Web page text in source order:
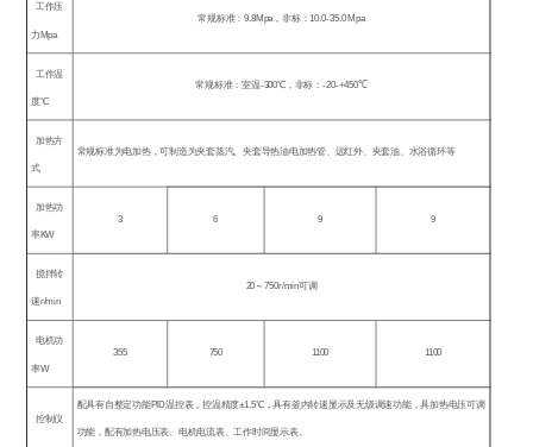
工作压
力 Mpa
常规标准：9.8Mpa，非标：10.0-35.0 Mpa
工作温
度℃
常规标准：室温-300℃ ，非标：-20-+450℃
加热方
式
常规标准为电加热，可制造为夹套蒸汽、夹套导热油电加热管、远红外、夹套油、水浴循环等
加热功
率KW
3 6 9 9
搅拌转
速r/min
20 ～750r/min可调
电机功
率W
355 750 1100 1100
控制仪
配具有自整定功能PID温控表，控温精度±1.5℃，具有釜内转速显示及无级调速功能，具加热电压可调
功能，配有加热电压表、电机电流表、工作时间显示表。